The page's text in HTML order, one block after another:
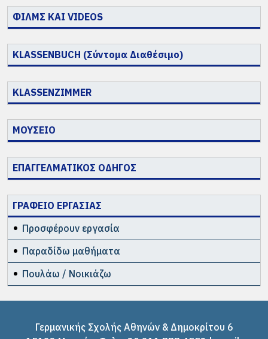
ΦΙΛΜΣ ΚΑΙ VIDEOS
KLASSENBUCH (Σύντομα Διαθέσιμο)
KLASSENZIMMER
ΜΟΥΣΕΙΟ
ΕΠΑΓΓΕΛΜΑΤΙΚΟΣ ΟΔΗΓΟΣ
ΓΡΑΦΕΙΟ ΕΡΓΑΣΙΑΣ
Προσφέρουν εργασία
Παραδίδω μαθήματα
Πουλάω / Νοικιάζω
Γερμανικής Σχολής Αθηνών & Δημοκρίτου 6